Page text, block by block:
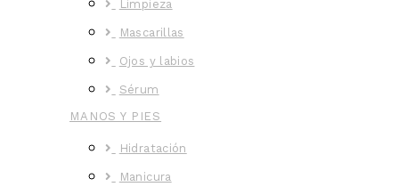
Limpieza
Mascarillas
Ojos y labios
Sérum
MANOS Y PIES
Hidratación
Manicura